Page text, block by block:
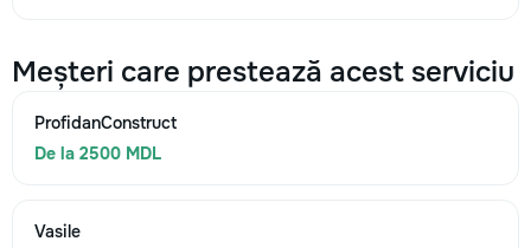
Meșteri care prestează acest serviciu
ProfidanConstruct
De la 2500 MDL
Vasile